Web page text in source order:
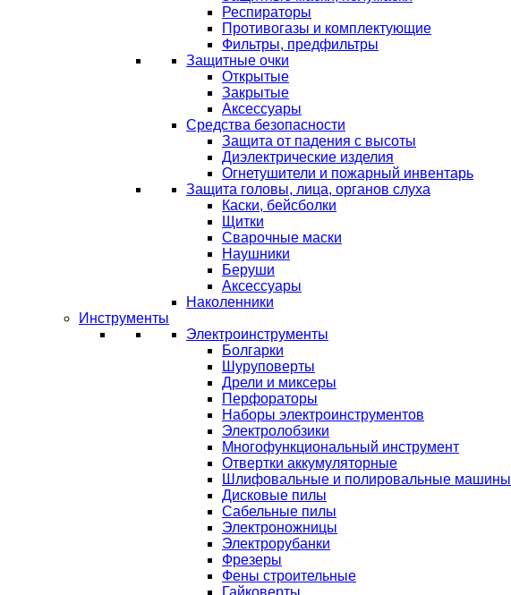
Респираторы
Противогазы и комплектующие
Фильтры, предфильтры
Защитные очки
Открытые
Закрытые
Аксессуары
Средства безопасности
Защита от падения с высоты
Диэлектрические изделия
Огнетушители и пожарный инвентарь
Защита головы, лица, органов слуха
Каски, бейсболки
Щитки
Сварочные маски
Наушники
Беруши
Аксессуары
Наколенники
Инструменты
Электроинструменты
Болгарки
Шуруповерты
Дрели и миксеры
Перфораторы
Наборы электроинструментов
Электролобзики
Многофункциональный инструмент
Отвертки аккумуляторные
Шлифовальные и полировальные машины
Дисковые пилы
Сабельные пилы
Электроножницы
Электрорубанки
Фрезеры
Фены строительные
Гайковерты